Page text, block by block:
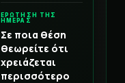
ΕΡΩΤΗΣΗ ΤΗΣ
ΗΜΕΡΑΣ
Σε ποια θέση
θεωρείτε ότι
χρειάζεται
περισσότερο